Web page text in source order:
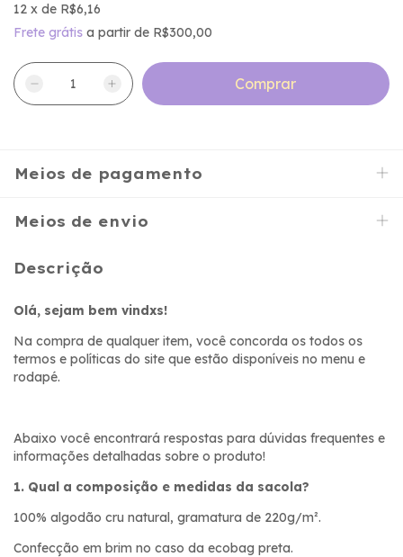
12 x de R$6,16
Frete grátis a partir de R$300,00
Meios de pagamento
Meios de envio
Descrição
Olá, sejam bem vindxs!
Na compra de qualquer item, você concorda os todos os
termos e políticas do site que estão disponíveis no menu e
rodapé.
Abaixo você encontrará respostas para dúvidas frequentes e
informações detalhadas sobre o produto!
1. Qual a composição e medidas da sacola?
100% algodão cru natural, gramatura de 220g/m².
Confecção em brim no caso da ecobag preta.